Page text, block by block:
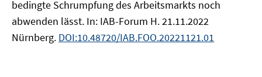
bedingte Schrumpfung des Arbeitsmarkts noch
abwenden lässt. In: IAB-Forum H. 21.11.2022
Nürnberg. DOI:10.48720/IAB.FOO.20221121.01